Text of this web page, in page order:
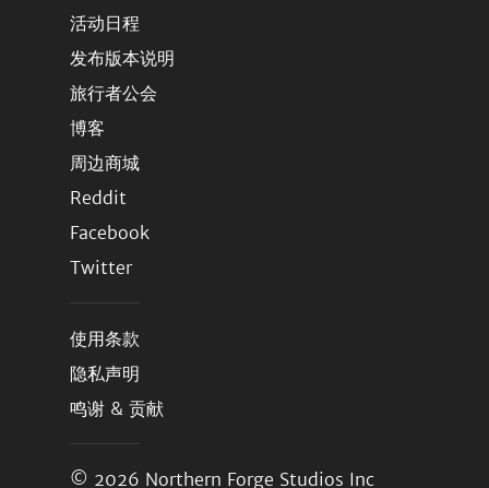
活动日程
发布版本说明
旅行者公会
博客
周边商城
Reddit
Facebook
Twitter
使用条款
隐私声明
鸣谢 & 贡献
© 2026 Northern Forge Studios Inc